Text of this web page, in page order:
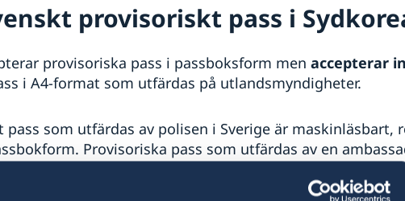
provisoriskt pass i
provisoriska pass i passboksform men accepterar
i A4-format som utfärdas på utlandsmyndigheter.
pass som utfärdas av polisen i Sverige är maskinläsbart,
Provisoriska pass som utfärdas av en